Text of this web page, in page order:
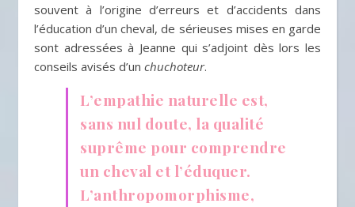
souvent à l’origine d’erreurs et d’accidents dans
l’éducation d’un cheval, de sérieuses mises en garde
sont adressées à Jeanne qui s’adjoint dès lors les
conseils avisés d’un chuchoteur.
L’empathie naturelle est,
sans nul doute, la qualité
suprême pour comprendre
un cheval et l’éduquer.
L’anthropomorphisme,